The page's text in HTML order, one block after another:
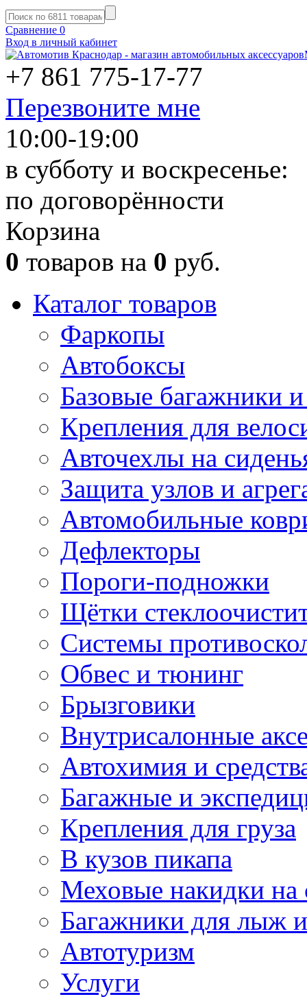
Сравнение 0
Вход в личный кабинет
+7 861 775-17-77
Перезвоните мне
10:00-19:00
в субботу и воскресенье:
по договорённости
Корзина
0 товаров на 0 руб.
Каталог товаров
Фаркопы
Автобоксы
Базовые багажники
Крепления для
Авточехлы на
Защита узлов и
Автомобильные
Дефлекторы
Пороги-подножки
Щётки
Системы
Обвес и тюнинг
Брызговики
Внутрисалонные
Автохимия и
Багажные и
Крепления для груза
В кузов пикапа
Меховые накидки на
Багажники для лыж
Автотуризм
Услуги